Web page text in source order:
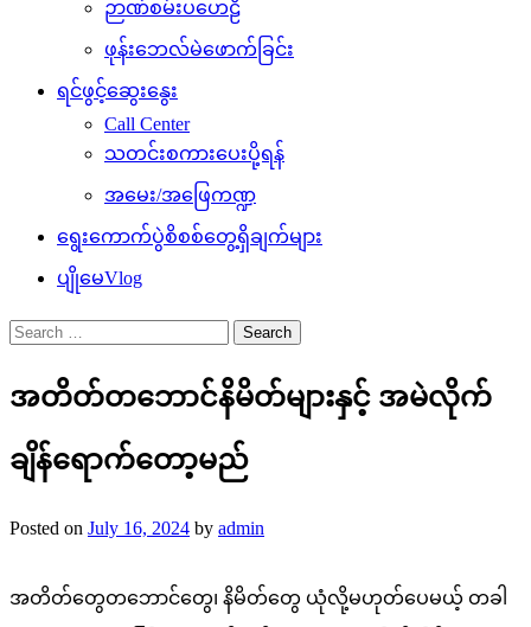
ဉာဏ်စမ်းပဟေဠိ
ဖုန်းဘေလ်မဲဖောက်ခြင်း
ရင်ဖွင့်ဆွေးနွေး
Call Center
သတင်းစကားပေးပို့ရန်
အမေး/အဖြေကဏ္ဍ
ရွေးကောက်ပွဲစိစစ်တွေ့ရှိချက်များ
ပျိုမေVlog
Search
for:
အတိတ်တဘောင်နိမိတ်များနှင့် အမဲလိုက်
ချိန်ရောက်တော့မည်
Posted on July 16, 2024 by admin
အတိတ်တွေတဘောင်တွေ၊ နိမိတ်တွေ ယုံလို့မဟုတ်ပေမယ့် တခါ